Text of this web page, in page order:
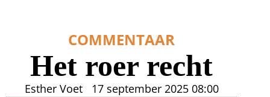
COMMENTAAR
Het roer recht
Esther Voet 17 september 2025 08:00